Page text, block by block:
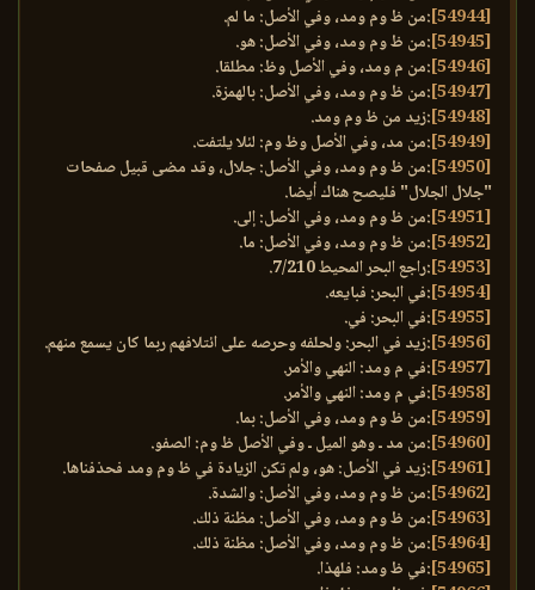
[54944]
:من ظ وم ومد، وفي الأصل: ما لم.
[54945]
:من ظ وم ومد، وفي الأصل: هو.
[54946]
:من م ومد، وفي الأصل وظ: مطلقا.
[54947]
:من ظ وم ومد، وفي الأصل: بالهمزة.
[54948]
:زيد من ظ وم ومد.
[54949]
:من مد، وفي الأصل وظ وم: لئلا يلتفت.
[54950]
:من ظ وم ومد، وفي الأصل: جلال، وقد مضى قبيل صفحات
"جلال الجلال" فليصح هناك أيضا.
[54951]
:من ظ وم ومد، وفي الأصل: إلى.
[54952]
:من ظ وم ومد، وفي الأصل: ما.
[54953]
:راجع البحر المحيط 7/210.
[54954]
:في البحر: فبايعه.
[54955]
:في البحر: في.
[54956]
:زيد في البحر: ولحلفه وحرصه على ائتلافهم ربما كان يسمع منهم.
[54957]
:في م ومد: النهي والأمر.
[54958]
:في م ومد: النهي والأمر.
[54959]
:من ظ وم ومد، وفي الأصل: بما.
[54960]
:من مد ـ وهو الميل ـ وفي الأصل ظ وم: الصفو.
[54961]
:زيد في الأصل: هو، ولم تكن الزيادة في ظ وم ومد فحذفناها.
[54962]
:من ظ وم ومد، وفي الأصل: والشدة.
[54963]
:من ظ وم ومد، وفي الأصل: مظنة ذلك.
[54964]
:من ظ وم ومد، وفي الأصل: مظنة ذلك.
[54965]
:في ظ ومد: فلهذا.